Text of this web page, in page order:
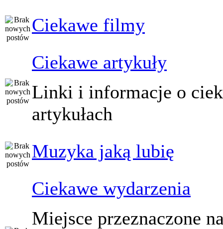
Ciekawe filmy
Ciekawe artykuły
Linki i informacje o
artykułach
Muzyka jaką lubię
Ciekawe wydarzenia
Miejsce przeznaczone